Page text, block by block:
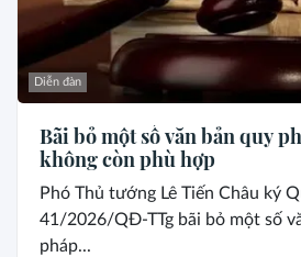
Diễn đàn
Bãi bỏ một số văn bản quy
không còn phù hợp
Phó Thủ tướng Lê Tiến Châu ký
41/2026/QĐ-TTg bãi bỏ một số
pháp...